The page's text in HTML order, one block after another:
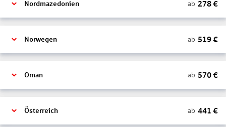
Nordmazedonien ab 278€
Norwegen ab 519€
Oman ab 570€
Österreich ab 441 €